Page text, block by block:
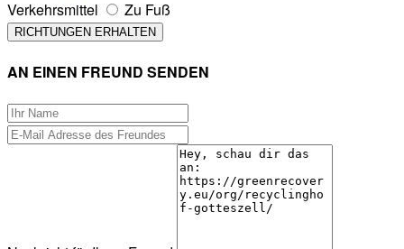
Verkehrsmittel
Zu Fuß
AN EINEN FREUND SENDEN